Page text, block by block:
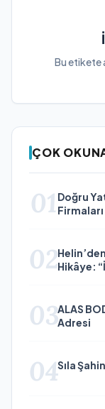
Bu etikete
ÇOK
01 Doğru
Firmaları
02Hikâye:
03ALAS
Adresi
04Sıla